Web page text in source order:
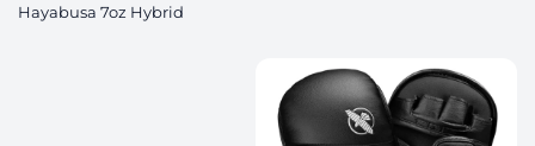
Hayabusa 7oz Hybrid